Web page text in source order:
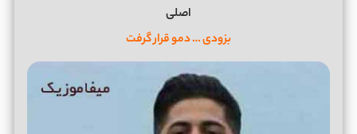
اصلی
بزودی … دمو قرار گرفت